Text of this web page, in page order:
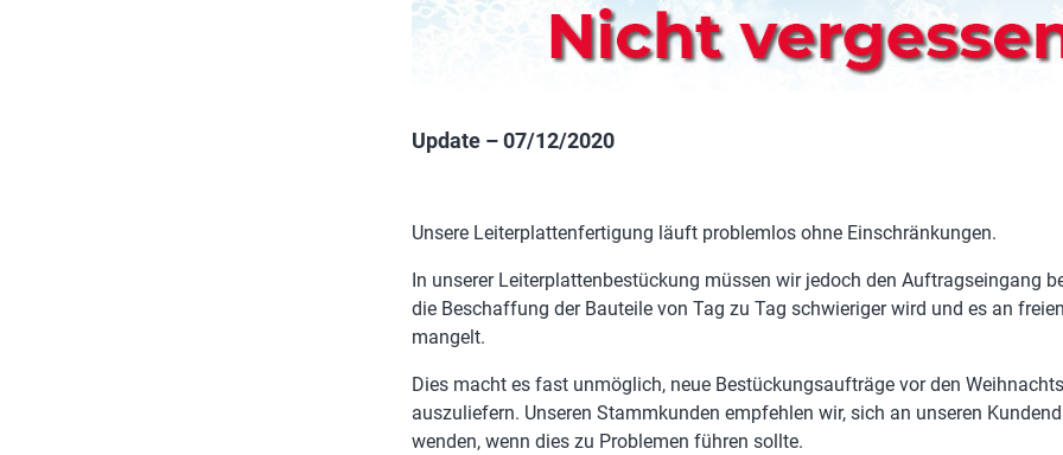
Update – 07/12/2020
Unsere Leiterplattenfertigung läuft problemlos ohne Einschränkungen.
In unserer Leiterplattenbestückung müssen wir jedoch den Auftragseingang
die Beschaffung der Bauteile von Tag zu Tag schwieriger wird und es an
mangelt.
Dies macht es fast unmöglich, neue Bestückungsaufträge vor den
auszuliefern. Unseren Stammkunden empfehlen wir, sich an unseren
wenden, wenn dies zu Problemen führen sollte.